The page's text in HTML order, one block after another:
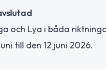
och Lya i båda
till den 12 juni 2026.